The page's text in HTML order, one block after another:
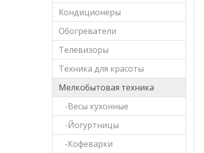
Кондиционеры
Обогреватели
Телевизоры
Техника для красоты
Мелкобытовая техника
-Весы кухонные
-Йогуртницы
-Кофеварки